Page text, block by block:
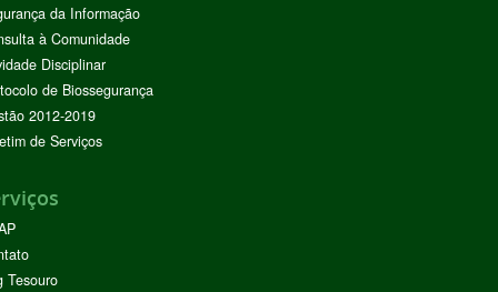
da Informação
à Comunidade
Disciplinar
de Biossegurança
2012-2019
de Serviços
Tesouro